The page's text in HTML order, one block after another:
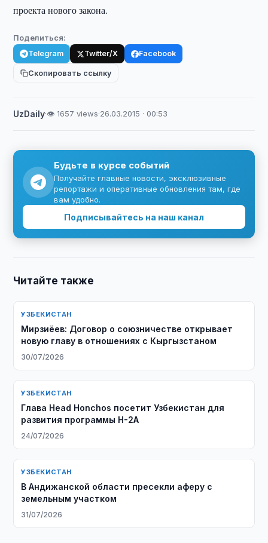
проекта нового закона.
Поделиться:
Telegram Twitter/X Facebook
Скопировать ссылку
UzDaily·👁 1657 views·26.03.2015 · 00:53
Будьте в курсе событий
Получайте главные новости, эксклюзивные
репортажи и оперативные обновления там, где
вам удобно.
Подписывайтесь на наш канал
Читайте также
УЗБЕКИСТАН
Мирзиёев: Договор о союзничестве открывает
новую главу в отношениях с Кыргызстаном
30/07/2026
УЗБЕКИСТАН
Глава Head Honchos посетит Узбекистан для
развития программы H-2A
24/07/2026
УЗБЕКИСТАН
В Андижанской области пресекли аферу с
земельным участком
31/07/2026